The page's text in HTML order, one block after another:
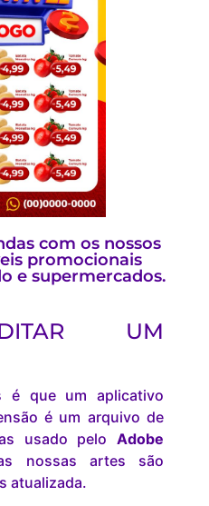
com os nossos
promocionais
e supermercados.
UM
é que um aplicativo
é um arquivo de
usado pelo Adobe
nossas artes são
atualizada.